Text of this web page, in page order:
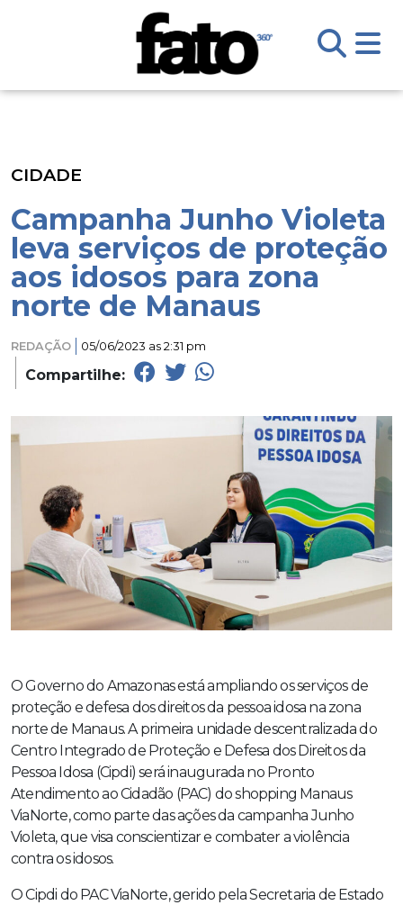
CIDADE
Campanha Junho Violeta
leva serviços de proteção
aos idosos para zona
norte de Manaus
REDAÇÃO 05/06/2023 as 2:31 pm
Compartilhe:
O Governo do Amazonas está ampliando os serviços de
proteção e defesa dos direitos da pessoa idosa na zona
norte de Manaus. A primeira unidade descentralizada do
Centro Integrado de Proteção e Defesa dos Direitos da
Pessoa Idosa (Cipdi) será inaugurada no Pronto
Atendimento ao Cidadão (PAC) do shopping Manaus
ViaNorte, como parte das ações da campanha Junho
Violeta, que visa conscientizar e combater a violência
contra os idosos.
O Cipdi do PAC ViaNorte, gerido pela Secretaria de Estado